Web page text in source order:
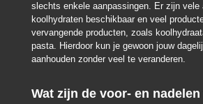
slechts enkele aanpassingen. Er zijn vele
koolhydraten beschikbaar en veel
vervangende producten, zoals
pasta. Hierdoor kun je gewoon jouw
aanhouden zonder veel te veranderen.
Wat zijn de voor- en